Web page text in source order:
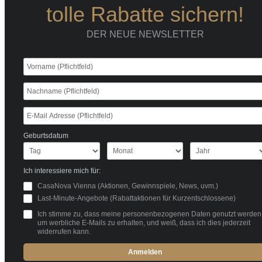
tolle Rabatte sichern!
DER NEUE NEWSLETTER
Geburtsdatum
Ich interessiere mich für:
CasaNova Vienna (Aktionen, Gewinnspiele, News, uvm.)
Last-Minute-Angebote (Rabattaktionen für Kurzentschlossene)
Ich stimme zu, dass meine personenbezogenen Daten genutzt
um werbliche E-Mails zu erhalten, und weiß, dass ich dies jederzeit
widerrufen kann.
Anmelden